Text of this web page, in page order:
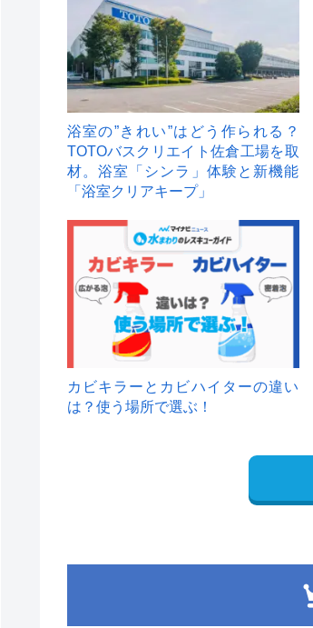
浴室の”きれい”はどう作られる？
TOTOバスクリエイト佐倉工場を取
材。浴室「シンラ」体験と新機能
「浴室クリアキープ」
カビキラーとカビハイターの違い
は？使う場所で選ぶ！